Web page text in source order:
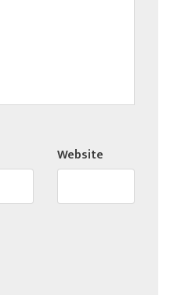
Website